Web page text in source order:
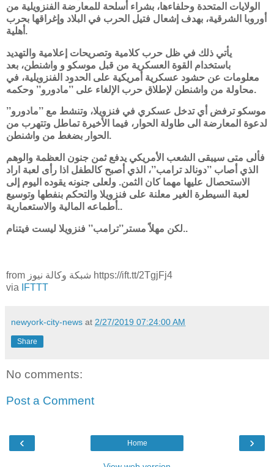
الولايات المتحدة وحلفاءها، بشراء أسلحة للمعارضة الفنزويلية من
أوروبا الشرقية، بهدف إشعال فتيل الحرب في البلاد وإغراقها بحرب
أهلية.
يأتي ذلك في ظل حرب كلامية وتصريحات إعلامية والتهديد
باستخدام القوة العسكرية من قبل موسكو و واشنطن، بعد
معلومات عن حشود عسكرية أمريكية على الحدود الفنزويلية، في
محاولة من واشنطن لإطلاق حرب الإلغاء على ’’مادورو’’ وحكمه.
موسكو ترفض أي تدخل عسكري في فنزويلا، وتنشط مع ’’مادورو’’
لدعوة المعارضة الى طاولة الحوار، فيما الأخيرة تماطل وتتهرب من
الحوار بضغط من واشنطن.
فألى متى سيبقى الشعب الأمريكي يدفع ثمن جنون العظمة والوهم
الذي أصاب ’’دونالد ترامب’’، الذي أصبح كالطفل اذا رأى لعبة اراد
الاستحصال عليها مهما كان الثمن. ولعلى جنونه يقوده اليوم إلى
لعبة السيطرة الغير معلنة على فنزويلا والتحكم بنفطها وتوسيع
أطماعه المالية والاستعمارية..
لكن مهلاً مستر’’ترامب’’ فنزويلا ليست فيتنام..
from شبكة وكالة نيوز https://ift.tt/2TgjFj4
via
IFTTT
newyork-city-news at 2/27/2019 07:24:00 AM
Share
No comments:
Post a Comment
‹ ›
Home